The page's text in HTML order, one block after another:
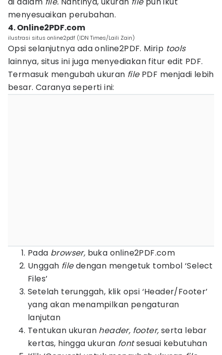
menyesuaikan perubahan.
4. Online2PDF.com
ilustrasi situs online2pdf (IDN Times/Laili Zain)
Opsi selanjutnya ada online2PDF. Mirip tools
lainnya, situs ini juga menyediakan fitur edit PDF.
Termasuk mengubah ukuran filePDF menjadi lebih
besar. Caranya seperti ini:
Pada browser, buka online2PDF.com
Unggah filedengan mengetuk tombol ‘Select
Files’
Setelah terunggah, klik opsi ‘Header/Footer’
yang akan menampilkan pengaturan
lanjutan
Tentukan ukuran header, footer, serta lebar
kertas, hingga ukuran fontsesuai kebutuhan